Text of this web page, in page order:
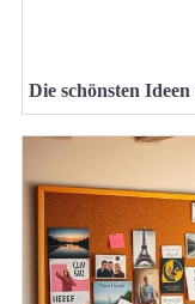
Die schönsten